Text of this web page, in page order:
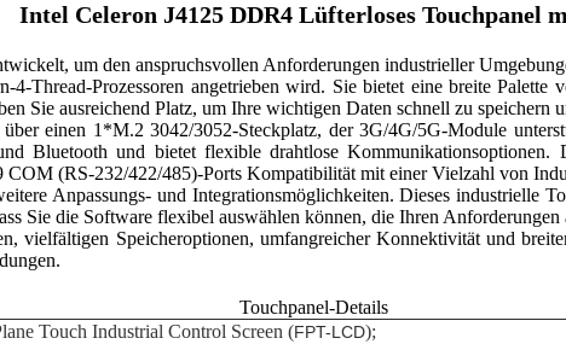
Intel Celeron J4125 DDR4 Lüfterloses
um den anspruchsvollen Anforderungen industrieller
4-Thread-Prozessoren angetrieben wird. Sie bietet eine breite
Sie ausreichend Platz, um Ihre wichtigen Daten schnell zu speichern
einen 1*M.2 3042/3052-Steckplatz, der 3G/4G/5G-Module
Bluetooth und bietet flexible drahtlose
(RS-232/422/485)-Ports Kompatibilität mit einer Vielzahl von
Anpassungs- und Integrationsmöglichkeiten. Dieses industrielle
Sie die Software flexibel auswählen können, die Ihren Anforderungen
vielfältigen Speicheroptionen, umfangreicher Konnektivität und
Touchpanel-Details
Touch Industrial Control Screen (FPT-LCD);